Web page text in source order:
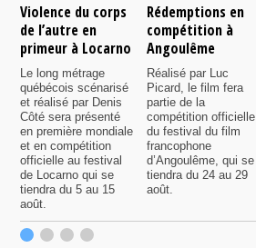
Violence du corps
de l’autre en
primeur à Locarno
Le long métrage
québécois scénarisé
et réalisé par Denis
Côté sera présenté
en première mondiale
et en compétition
officielle au festival
de Locarno qui se
tiendra du 5 au 15
août.
Rédemptions en
compétition à
Angoulême
Réalisé par Luc
Picard, le film fera
partie de la
compétition officielle
du festival du film
francophone
d’Angoulême, qui se
tiendra du 24 au 29
août.